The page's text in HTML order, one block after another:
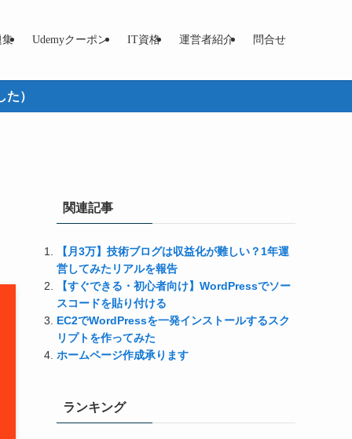
集 Udemyクーポン IT資格 運営者紹介 問合せ
）
関連記事
【月3万】技術ブログは収益化が難しい？1年運
営してみたリアルを報告
【すぐできる・初心者向け】WordPressでソー
スコードを貼り付ける
EC2でWordPressを一発インストールするスク
リプトを作ってみた
ホームページ作成承ります
ランキング